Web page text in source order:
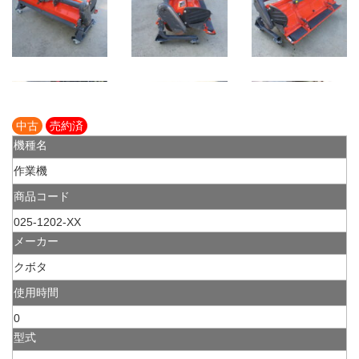
中古
売約済
機種名
作業機
商品コード
025-1202-XX
メーカー
クボタ
使用時間
0
型式